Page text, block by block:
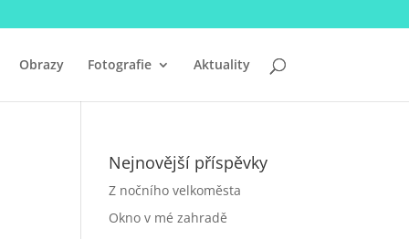
Obrazy Fotografie Aktuality
Nejnovější příspěvky
Z nočního velkoměsta
Okno v mé zahradě